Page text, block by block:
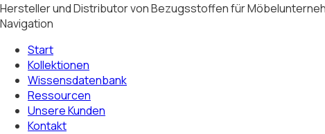
Hersteller und Distributor von Bezugsstoffen für
Navigation
Start
Kollektionen
Wissensdatenbank
Ressourcen
Unsere Kunden
Kontakt